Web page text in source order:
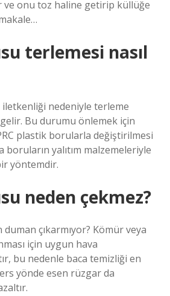
ve onu toz haline getirip küllüğe
terlemesi nasıl
iletkenliği nedeniyle terleme
Bu durumu önlemek için
plastik borularla değiştirilmesi
boruların yalıtım malzemeleriyle
yöntemdir.
neden çekmez?
çıkarmıyor? Kömür veya
için uygun hava
bu nedenle baca temizliği en
yönde esen rüzgar da